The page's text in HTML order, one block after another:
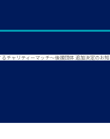
チャリティーマッチ～後援団体 追加決定のお